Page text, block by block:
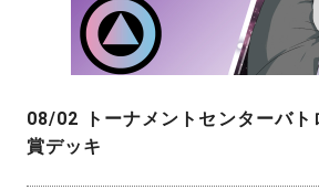
08/02 トーナメントセンターバト
賞デッキ